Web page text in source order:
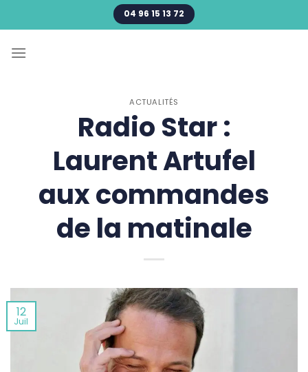
au
04 96 15 13 72
ACTUALITÉS
Radio Star :
Laurent Artufel
aux commandes
de la matinale
12
Juil